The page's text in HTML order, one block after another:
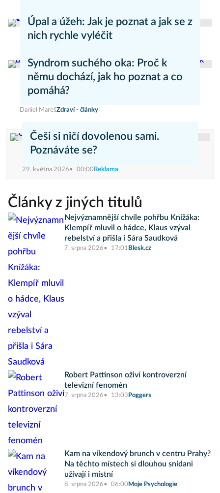
Pavla Skurovcová
Úpal a úžeh: Jak je poznat a jak se z
nich rychle vyléčit
Syndrom suchého oka: Proč k
němu dochází, jak ho poznat a co
pomáhá?
Daniel MarešZdraví - články
Češi si ničí dovolenou sami.
Poznáváte se?
29. května 2026 00:00 Reklama
Články z jiných titulů
Nejvýznamnější chvíle pohřbu Knížáka:
Klempíř mluvil o hádce, Klaus vzýval
rebelství a přišla i Sára Saudková
7. srpna 2026 17:01 Blesk.cz
Robert Pattinson oživí kontroverzní
televizní fenomén
7. srpna 2026 13:03 Poggers
Kam na víkendový brunch v centru Prahy?
Na těchto místech si dlouhou snídani
užívají i místní
8. srpna 2026 06:00 Moje Psychologie